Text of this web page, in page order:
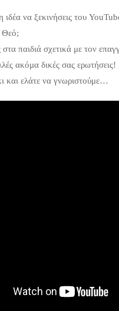
να ξεκινήσεις του
Θεό;
στα παιδιά σχετικά με τον
ακόμα δικές σας ερωτήσεις!
και ελάτε να γνωριστούμε…